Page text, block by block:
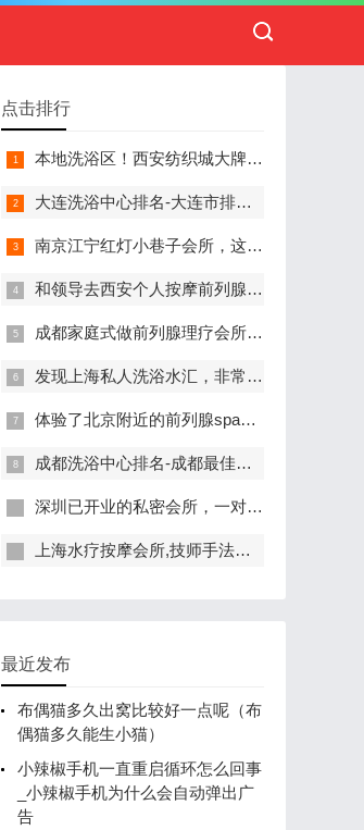
点击排行
本地洗浴区！西安纺织城大牌精英男子会馆.让你不负此行（新项目)）
大连洗浴中心排名-大连市排名前十的洗浴中心盘点
南京江宁红灯小巷子会所，这里您来了就不想走
和领导去西安个人按摩前列腺私人养生馆，体验一次最舒心的感受
成都家庭式做前列腺理疗会所,按摩按得特别舒服，放松减压的好地方
发现上海私人洗浴水汇，非常值得推荐的一个休闲场所
体验了北京附近的前列腺spa养生馆，刚体验完就忍不住分享出来
成都洗浴中心排名-成都最佳洗浴中心TOP10排名
深圳已开业的私密会所，一对一服务，保证给你带来绝佳体验
上海水疗按摩会所,技师手法专业，休闲度假的好去处
最近发布
布偶猫多久出窝比较好一点呢（布
偶猫多久能生小猫）
小辣椒手机一直重启循环怎么回事
_小辣椒手机为什么会自动弹出广
告